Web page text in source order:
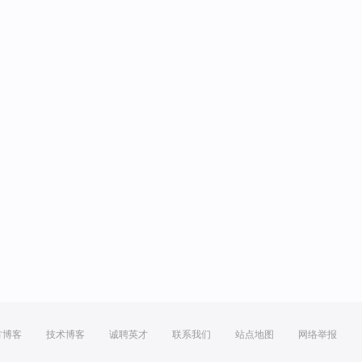
博客 技术博客 诚聘英才 联系我们 站点地图 网络举报